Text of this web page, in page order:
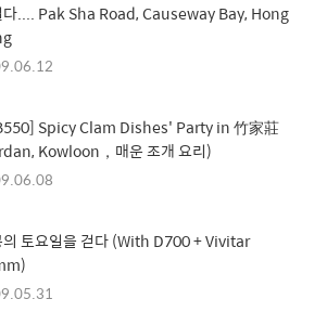
다.... Pak Sha Road, Causeway Bay, Hong
Spicy Clam Dishes' Party in 竹家莊
Kowloon，매운 조개 요리)
토요일을 걷다 (With D700 + Vivitar